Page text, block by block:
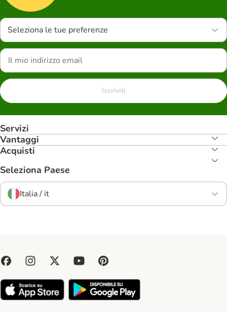
Seleziona le tue preferenze
Iscriviti
Servizi
Vantaggi
Acquisti
Seleziona Paese
Italia / it